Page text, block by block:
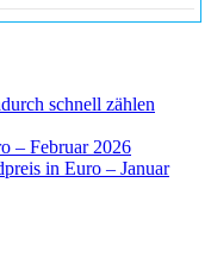
schnell zählen
– Februar 2026
in Euro – Januar